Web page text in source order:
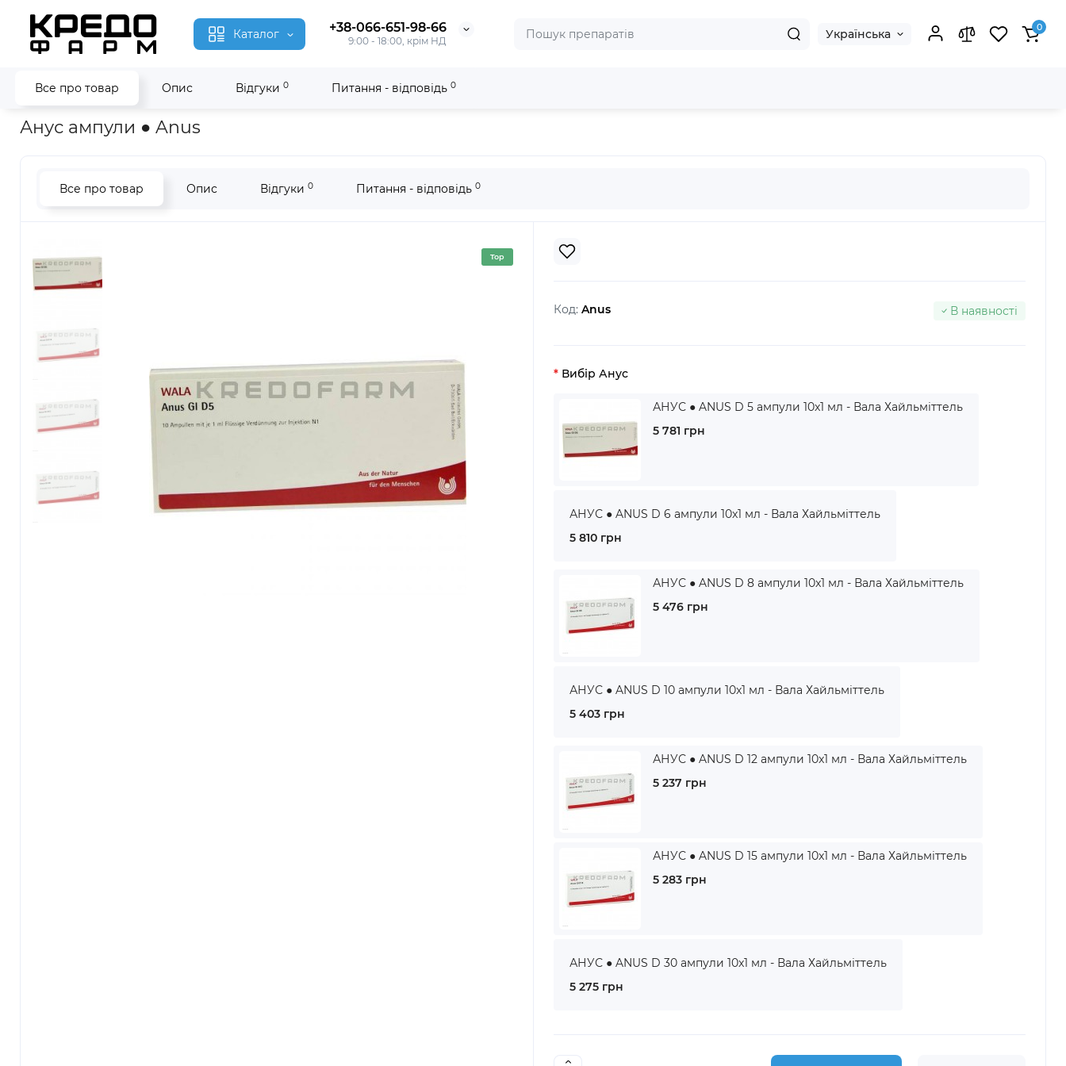
Каталог +38-066-651-98-66
9:00 - 18:00, крім НД Українська 0
Все про товар Опис Відгуки 0 Питання - відповідь 0
Головна Гомеопатія Анус ● Anus
Анус ампули ● Anus
Все про товар Опис Відгуки 0 Питання - відповідь 0
Top
Код: Anus В наявності
Вибір Анус
АНУС ● ANUS D 5 ампули 10x1 мл - Вала Хайльміттель
5 781 грн
АНУС ● ANUS D 6 ампули 10x1 мл - Вала Хайльміттель
5 810 грн
АНУС ● ANUS D 8 ампули 10x1 мл - Вала Хайльміттель
5 476 грн
АНУС ● ANUS D 10 ампули 10x1 мл - Вала Хайльміттель
5 403 грн
АНУС ● ANUS D 12 ампули 10x1 мл - Вала Хайльміттель
5 237 грн
АНУС ● ANUS D 15 ампули 10x1 мл - Вала Хайльміттель
5 283 грн
АНУС ● ANUS D 30 ампули 10x1 мл - Вала Хайльміттель
5 275 грн